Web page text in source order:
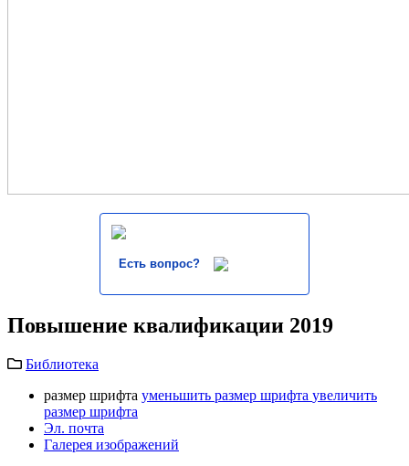
Есть вопрос?
Повышение квалификации 2019
Библиотека
размер шрифта уменьшить размер шрифта увеличить
размер шрифта
Эл. почта
Галерея изображений